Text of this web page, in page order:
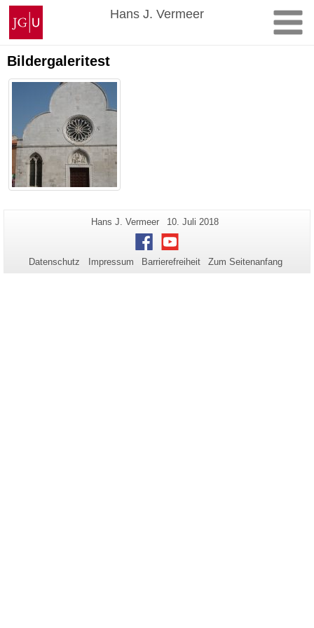
Zum
Inhalt
springen
Johannes
Gutenberg-
Universität
Mainz
Hans J. Vermeer
Bildergaleritest
Zusätzliche
Informationen
zu
dieser
Seiten-
Hans J. Vermeer
Letzte
Aktualisierung:
10. Juli 2018
FacebookYoutube
Datenschutz Impressum Barrierefreiheit Zum Seitenanfang